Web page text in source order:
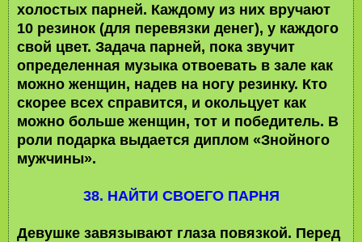
холостых парней. Каждому из них вручают
10 резинок (для перевязки денег), у каждого
свой цвет. Задача парней, пока звучит
определенная музыка отвоевать в зале как
можно женщин, надев на ногу резинку. Кто
скорее всех справится, и окольцует как
можно больше женщин, тот и победитель. В
роли подарка выдается диплом «Знойного
мужчины».
38. НАЙТИ СВОЕГО ПАРНЯ
Девушке завязывают глаза повязкой. Перед